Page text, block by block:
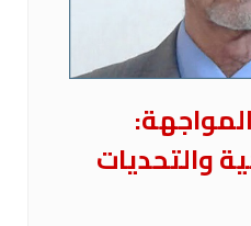
والتحديات